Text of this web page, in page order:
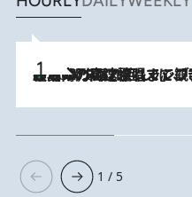
2026.8.7
「湘南乃風に憧れて」観客大盛上がりの“タオル回し”に、ラッパー顔負けの高速歌唱まで…さだまさし（74）のアグレッシブすぎる現在地
1 / 5